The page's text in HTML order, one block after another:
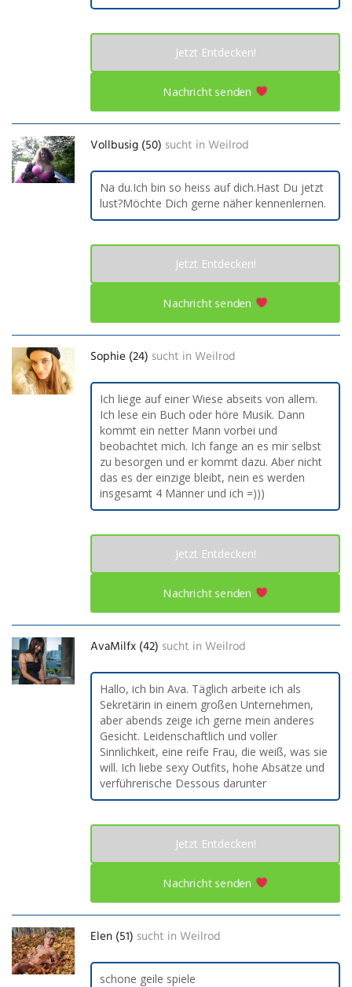
Jetzt Entdecken!
Nachricht senden
Vollbusig (50) sucht in Weilrod
Na du.Ich bin so heiss auf dich.Hast Du jetzt
lust?Möchte Dich gerne näher kennenlernen.
Jetzt Entdecken!
Nachricht senden
Sophie (24) sucht in Weilrod
Ich liege auf einer Wiese abseits von allem.
Ich lese ein Buch oder höre Musik. Dann
kommt ein netter Mann vorbei und
beobachtet mich. Ich fange an es mir selbst
zu besorgen und er kommt dazu. Aber nicht
das es der einzige bleibt, nein es werden
insgesamt 4 Männer und ich =)))
Jetzt Entdecken!
Nachricht senden
AvaMilfx (42) sucht in Weilrod
Hallo, ich bin Ava. Täglich arbeite ich als
Sekretärin in einem großen Unternehmen,
aber abends zeige ich gerne mein anderes
Gesicht. Leidenschaftlich und voller
Sinnlichkeit, eine reife Frau, die weiß, was sie
will. Ich liebe sexy Outfits, hohe Absätze und
verführerische Dessous darunter
Jetzt Entdecken!
Nachricht senden
Elen (51) sucht in Weilrod
schone geile spiele